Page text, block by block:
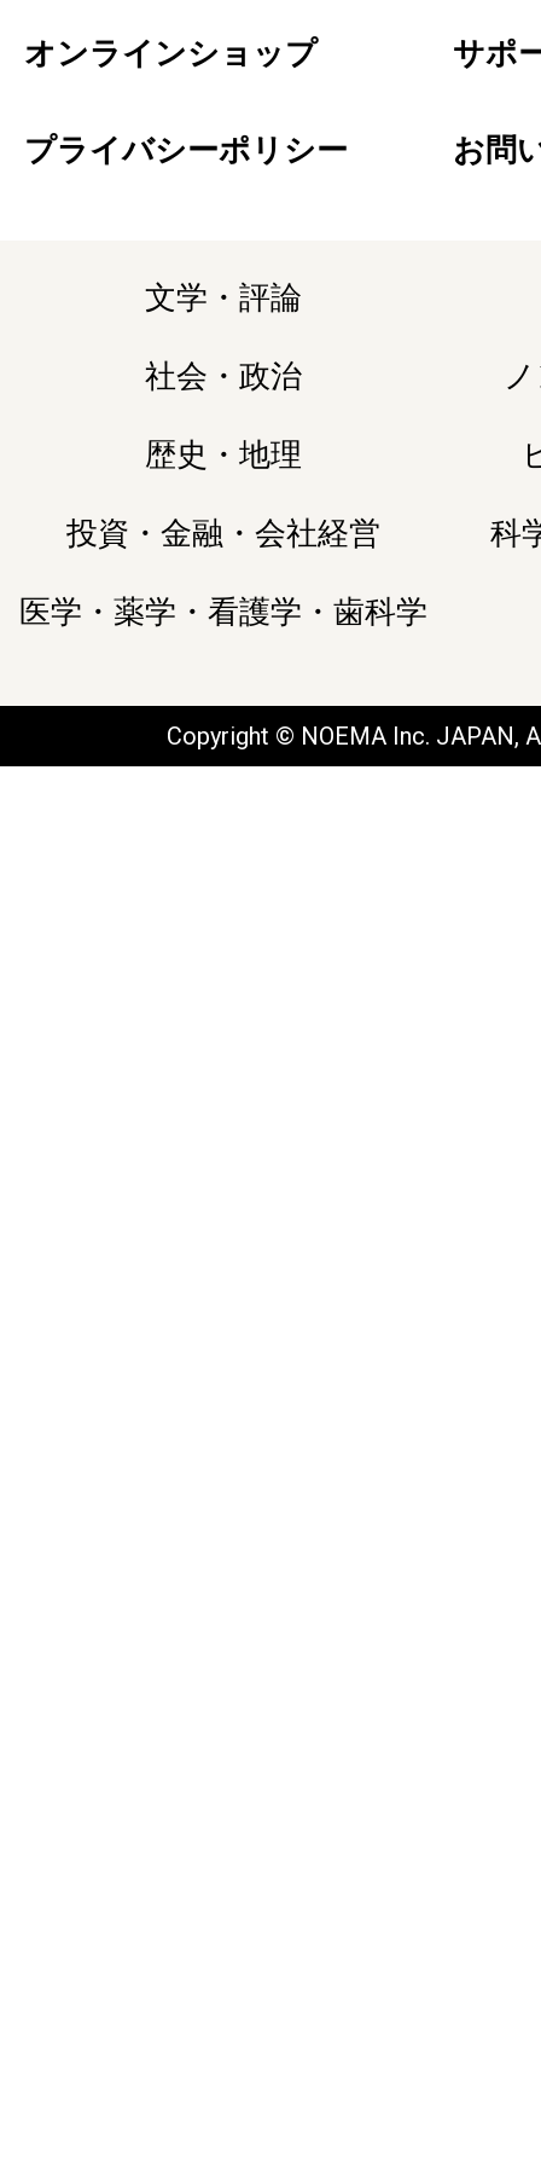
オンラインショップ サポ
プライバシーポリシー お問
文学・評論
社会・政治
歴史・地理
投資・金融・会社経営 科
医学・薬学・看護学・歯科学
Copyright © NOEMA Inc. JAPAN,